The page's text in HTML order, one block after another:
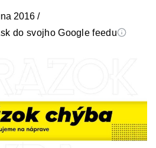
2016 /
do svojho Google feedu